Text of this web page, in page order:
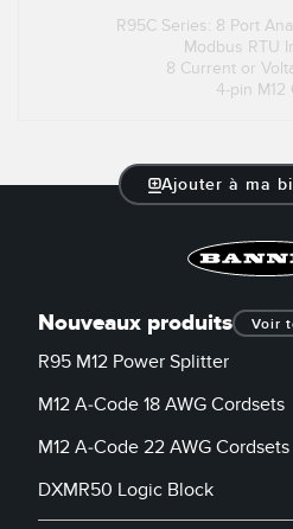
R95C Series: 8 Port
Modbus RTU
8 Current or
4-pin M12
Ajouter à ma
Nouveaux produits Voir
R95 M12 Power Splitter
M12 A-Code 18 AWG Cordsets
M12 A-Code 22 AWG Cordsets
DXMR50 Logic Block